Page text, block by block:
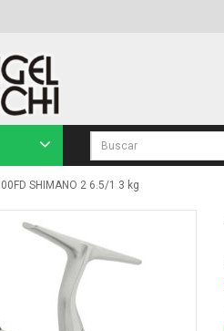
SHIMANO 2 6.5/1 3 kg